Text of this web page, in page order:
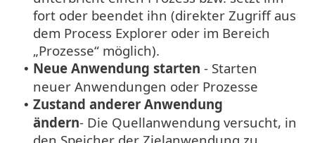
fort oder beendet ihn (direkter Zugriff aus
dem Process Explorer oder im Bereich
„Prozesse“ möglich).
• Neue Anwendung starten - Starten
neuer Anwendungen oder Prozesse
• Zustand anderer Anwendung
ändern- Die Quellanwendung versucht, in